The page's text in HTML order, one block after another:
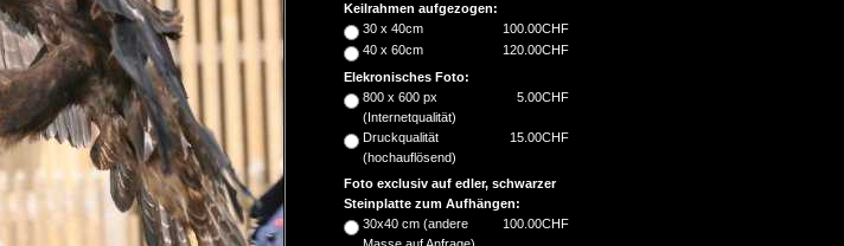
Keilrahmen aufgezogen:
30 x 40cm
100.00CHF
40 x 60cm
120.00CHF
Elekronisches Foto:
800 x 600 px
(Internetqualität)
5.00CHF
Druckqualität
(hochauflösend)
15.00CHF
Foto exclusiv auf edler, schwarzer
Steinplatte zum Aufhängen:
30x40 cm (andere
100.00CHF